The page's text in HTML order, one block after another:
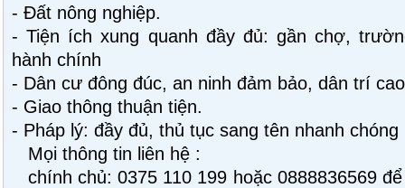
- Đất nông nghiệp.
- Tiện ích xung quanh đầy đủ: gần chợ,
hành chính
- Dân cư đông đúc, an ninh đảm bảo, dân trí cao
- Giao thông thuận tiện.
- Pháp lý: đầy đủ, thủ tục sang tên nhanh chóng
Mọi thông tin liên hệ :
chính chủ: 0375 110 199 hoặc 0888836569